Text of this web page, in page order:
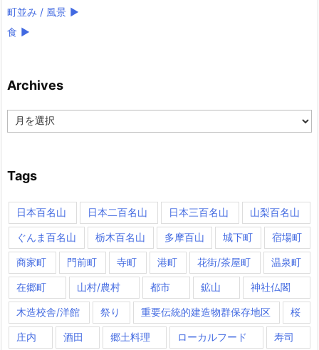
町並み / 風景 ►
食 ►
Archives
Archives
Tags
日本百名山 日本二百名山 日本三百名山 山梨百名山
ぐんま百名山 栃木百名山 多摩百山 城下町 宿場町
商家町 門前町 寺町 港町 花街/茶屋町 温泉町
在郷町 山村/農村 都市 鉱山 神社仏閣
木造校舎/洋館 祭り 重要伝統的建造物群保存地区 桜
庄内 酒田 郷土料理 ローカルフード 寿司